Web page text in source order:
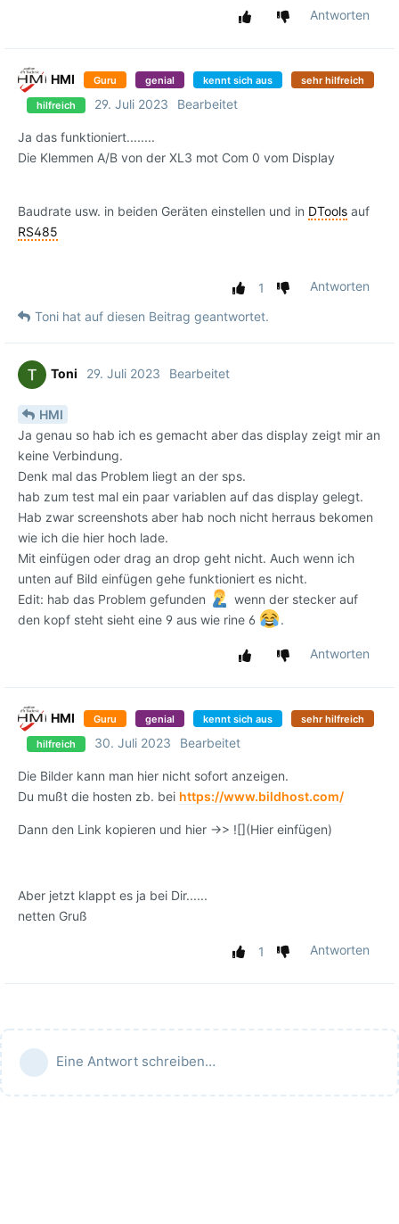
Antworten
HMI Guru genial kennt sich aus sehr hilfreich
hilfreich 29. Juli 2023 Bearbeitet
Ja das funktioniert........
Die Klemmen A/B von der XL3 mot Com 0 vom Display
Baudrate usw. in beiden Geräten einstellen und in DTools auf
RS485
1
Antworten
Toni hat auf diesen Beitrag geantwortet.
Toni 29. Juli 2023 Bearbeitet
HMI
Ja genau so hab ich es gemacht aber das display zeigt mir an
keine Verbindung.
Denk mal das Problem liegt an der sps.
hab zum test mal ein paar variablen auf das display gelegt.
Hab zwar screenshots aber hab noch nicht herraus bekomen
wie ich die hier hoch lade.
Mit einfügen oder drag an drop geht nicht. Auch wenn ich
unten auf Bild einfügen gehe funktioniert es nicht.
Edit: hab das Problem gefunden
wenn der stecker auf
den kopf steht sieht eine 9 aus wie rine 6
.
Antworten
HMI Guru genial kennt sich aus sehr hilfreich
hilfreich 30. Juli 2023 Bearbeitet
Die Bilder kann man hier nicht sofort anzeigen.
Du mußt die hosten zb. bei https://www.bildhost.com/
Dann den Link kopieren und hier ->> ![](Hier einfügen)
Aber jetzt klappt es ja bei Dir......
netten Gruß
1 Antworten
Eine Antwort schreiben…